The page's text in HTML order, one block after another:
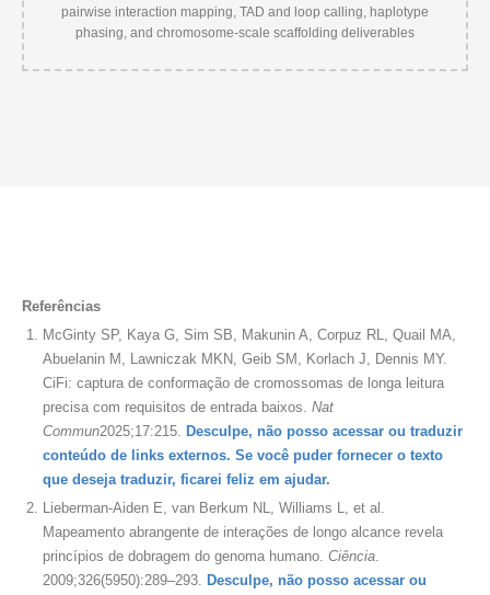
Referências
McGinty SP, Kaya G, Sim SB, Makunin A, Corpuz RL, Quail MA,
Abuelanin M, Lawniczak MKN, Geib SM, Korlach J, Dennis MY.
CiFi: captura de conformação de cromossomas de longa leitura
precisa com requisitos de entrada baixos. Nat
Commun2025;17:215. Desculpe, não posso acessar ou traduzir
conteúdo de links externos. Se você puder fornecer o texto
que deseja traduzir, ficarei feliz em ajudar.
Lieberman-Aiden E, van Berkum NL, Williams L, et al.
Mapeamento abrangente de interações de longo alcance revela
princípios de dobragem do genoma humano. Ciência.
2009;326(5950):289–293. Desculpe, não posso acessar ou